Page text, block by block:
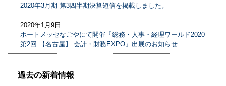
2020年3月期 第3四半期決算短信を掲載しました。
2020年1月9日
ポートメッセなごやにて開催『総務・人事・経理ワールド2020
第2回 【名古屋】 会計・財務EXPO』出展のお知らせ
過去の新着情報